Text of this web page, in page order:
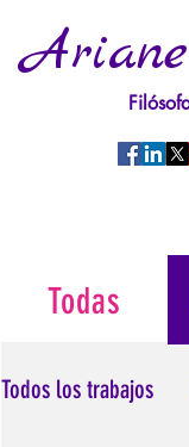
Todos los trabajos
Todas